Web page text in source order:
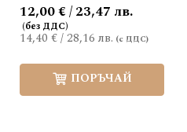
14,40 €/28,16 лв.
12,00 € / 23,47 лв.
ПОРЪЧАЙ